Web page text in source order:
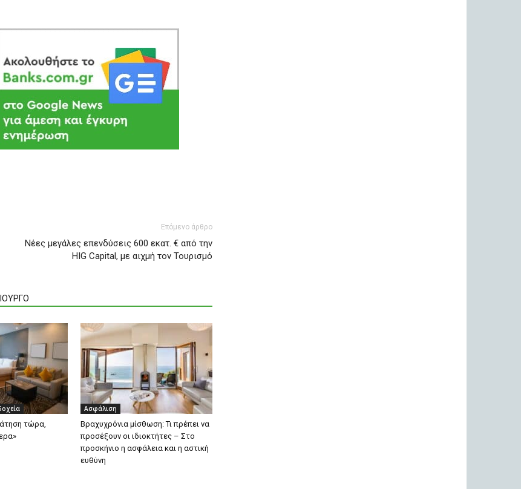
Επόμενο άρθρο
Νέες μεγάλες επενδύσεις 600 εκατ. € από την
HIG Capital, με αιχμή τον Τουρισμό
τώρα,
Ασφάλιση
Βραχυχρόνια μίσθωση: Τι πρέπει να
προσέξουν οι ιδιοκτήτες – Στο
προσκήνιο η ασφάλεια και η αστική
ευθύνη